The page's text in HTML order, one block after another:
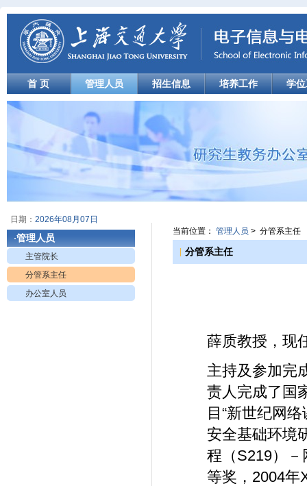
首 页 管理人员 招生信息 培养工作 学
日期： 2026年08月07日
·管理人员
主管院长
分管系主任
办公室人员
当前位置：管理人员 > 分管系主任
分管系主任
薛质教授，现
主持及参加完
责人完成了国
目“新世纪网
安全基础环境
程（S219）
等奖，2004年